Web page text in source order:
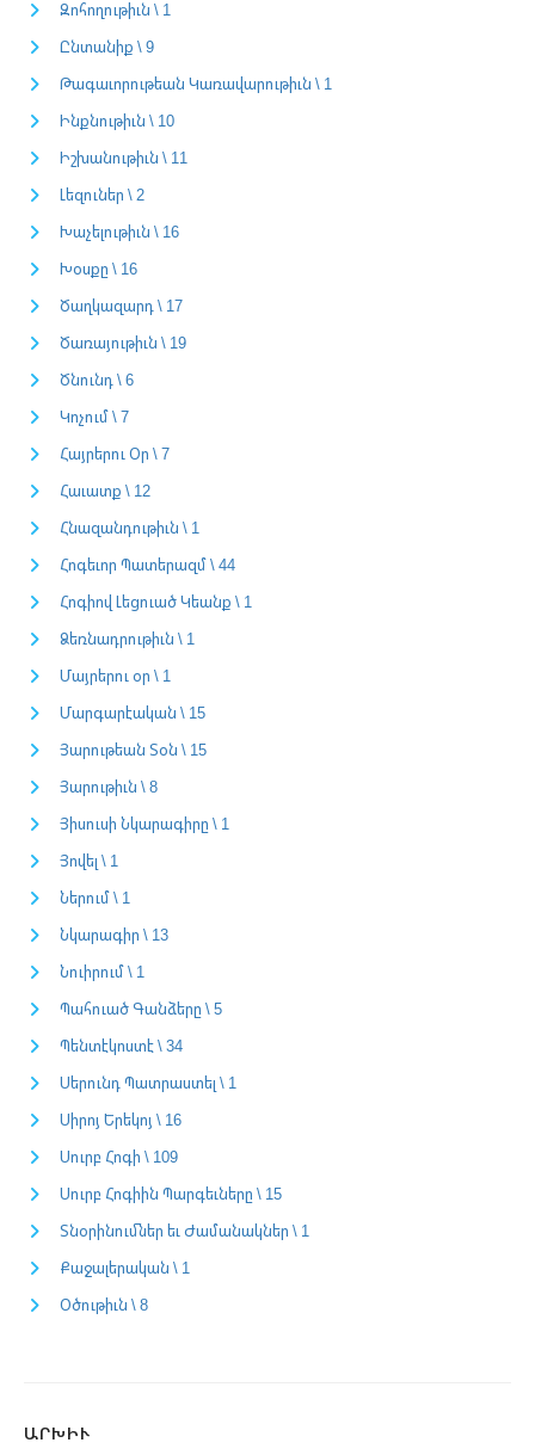
Զոհողութիւն \ 1
Ընտանիք \ 9
Թագաւորութեան Կառավարութիւն \ 1
Ինքնութիւն \ 10
Իշխանութիւն \ 11
Լեզուներ \ 2
Խաչելութիւն \ 16
Խօսքը \ 16
Ծաղկազարդ \ 17
Ծառայութիւն \ 19
Ծնունդ \ 6
Կոչում \ 7
Հայրերու Օր \ 7
Հաւատք \ 12
Հնազանդութիւն \ 1
Հոգեւոր Պատերազմ \ 44
Հոգիով Լեցուած Կեանք \ 1
Ձեռնադրութիւն \ 1
Մայրերու օր \ 1
Մարգարէական \ 15
Յարութեան Տօն \ 15
Յարութիւն \ 8
Յիսուսի Նկարագիրը \ 1
Յովել \ 1
Ներում \ 1
Նկարագիր \ 13
Նուիրում \ 1
Պահուած Գանձերը \ 5
Պենտէկոստէ \ 34
Սերունդ Պատրաստել \ 1
Սիրոյ Երեկոյ \ 16
Սուրբ Հոգի \ 109
Սուրբ Հոգիին Պարգեւները \ 15
Տնօրինումներ եւ Ժամանակներ \ 1
Քաջալերական \ 1
Օծութիւն \ 8
ԱՐԽԻՒ